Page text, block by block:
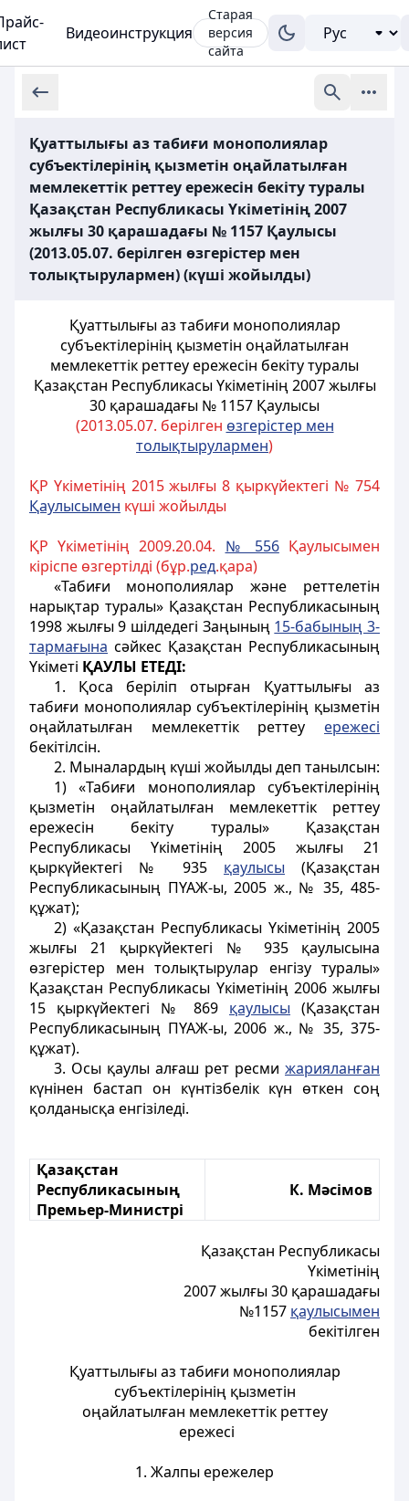
Видеоинструкция
Старая
версия
сайта
Қуаттылығы аз табиғи монополиялар
субъектілерінің қызметін оңайлатылған
мемлекеттік реттеу ережесін бекіту туралы
Қазақстан Республикасы Үкіметінің 2007
жылғы 30 қарашадағы № 1157 Қаулысы
(2013.05.07. берілген өзгерістер мен
толықтырулармен) (күші жойылды)
Қуаттылығы аз табиғи монополиялар
субъектілерінің қызметін оңайлатылған
мемлекеттік реттеу ережесін бекіту туралы
Қазақстан Республикасы Үкіметінің 2007 жылғы
30 қарашадағы № 1157 Қаулысы
(2013.05.07. берілген өзгерістер мен
толықтырулармен)
ҚР Үкіметінің 2015 жылғы 8 қыркүйектегі № 754
Қаулысымен күші жойылды
ҚР Үкіметінің 2009.20.04. № 556Қаулысымен
кіріспе өзгертілді (бұр.ред.қара)
«Табиғи монополияларжәне реттелетін
нарықтар туралы» Қазақстан Республикасының
1998 жылғы 9 шілдедегі Заңының 15-бабының 3-
тармағына сәйкес Қазақстан Республикасының
Үкіметі ҚАУЛЫ ЕТЕДІ:
1. Қоса беріліп отырған Қуаттылығы аз
табиғи монополиялар субъектілерінің қызметін
оңайлатылған мемлекеттік реттеу ережесі
бекітілсін.
2. Мыналардың күші жойылды деп танылсын:
1) «Табиғи монополиялар субъектілерінің
қызметін оңайлатылған мемлекеттік реттеу
ережесін бекіту туралы» Қазақстан
Республикасы Үкіметінің 2005 жылғы 21
қыркүйектегі № 935 қаулысы (Қазақстан
Республикасының ПҮАЖ-ы, 2005 ж., № 35, 485-
құжат);
2) «Қазақстан Республикасы Үкіметінің 2005
жылғы 21 қыркүйектегі № 935 қаулысына
өзгерістер мен толықтырулар енгізу туралы»
Қазақстан Республикасы Үкіметінің 2006 жылғы
15 қыркүйектегі № 869 қаулысы (Қазақстан
Республикасының ПҮАЖ-ы, 2006 ж., № 35, 375-
құжат).
3. Осы қаулы алғаш рет ресми жарияланған
күнінен бастап он күнтізбелік күн өткен соң
қолданысқа енгізіледі.
Қазақстан
Республикасының
Премьер-Министрі
К. Мәсімов
Қазақстан Республикасы
Үкіметінің
2007 жылғы 30 қарашадағы
№1157 қаулысымен
бекітілген
Қуаттылығы аз табиғи монополиялар
субъектілерінің қызметін
оңайлатылған мемлекеттік реттеу
ережесі
1. Жалпы ережелер